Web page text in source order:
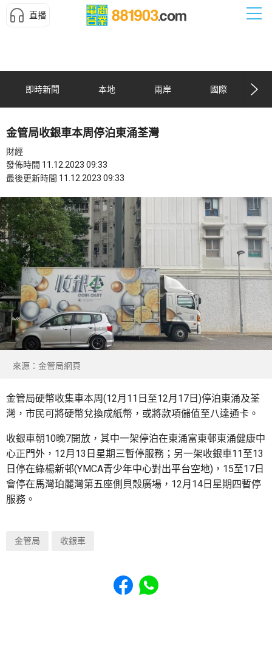
直播
即時新聞 本地 兩岸 國際
金管局收銀車本周停泊東涌荃灣
財經
發佈時間 11.12.2023 09:33
最後更新時間 11.12.2023 09:33
來源：金管局網頁
金管局硬幣收集車本周(12月11日至12月17日)停泊東涌及荃
灣，市民可將硬幣兌換成紙幣，或將款項儲值至八達通卡。
收銀車朝10晚7開放，其中一架停泊在東涌富東邨東涌健康中
心正門外，12月13日星期三暫停服務；另一架收銀車11至13
日停在綠楊新邨(YMCA青少年中心對出平台空地)，15至17日
會停在馬灣珀麗灣第五座側貝殼廣場，12月14日星期四暫停
服務。
金管局 收銀車
Share to Facebook
Share to WhatsApp